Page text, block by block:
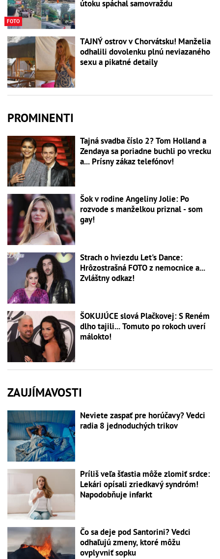
FOTO
útoku spáchal samovraždu
TAJNÝ ostrov v Chorvátsku! Manželia
odhalili dovolenku plnú neviazaného
sexu a pikatné detaily
PROMINENTI
Tajná svadba číslo 2? Tom Holland a
Zendaya sa poriadne buchli po vrecku
a... Prísny zákaz telefónov!
Šok v rodine Angeliny Jolie: Po
rozvode s manželkou priznal - som
gay!
Strach o hviezdu Let's Dance:
Hrôzostrašná FOTO z nemocnice a...
Zvláštny odkaz!
ŠOKUJÚCE slová Plačkovej: S Reném
dlho tajili... Tomuto po rokoch uverí
málokto!
ZAUJÍMAVOSTI
Neviete zaspať pre horúčavy? Vedci
radia 8 jednoduchých trikov
Príliš veľa šťastia môže zlomiť srdce:
Lekári opísali zriedkavý syndróm!
Napodobňuje infarkt
Čo sa deje pod Santorini? Vedci
odhaľujú zmeny, ktoré môžu
ovplyvniť sopku